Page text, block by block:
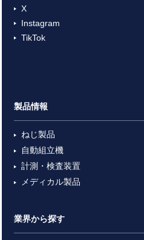
X
Instagram
TikTok
製品情報
ねじ製品
自動組立機
計測・検査装置
メディカル製品
業界から探す